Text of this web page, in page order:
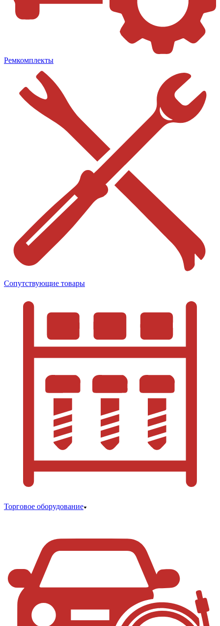
Ремкомплекты
Сопутствующие товары
Торговое оборудование